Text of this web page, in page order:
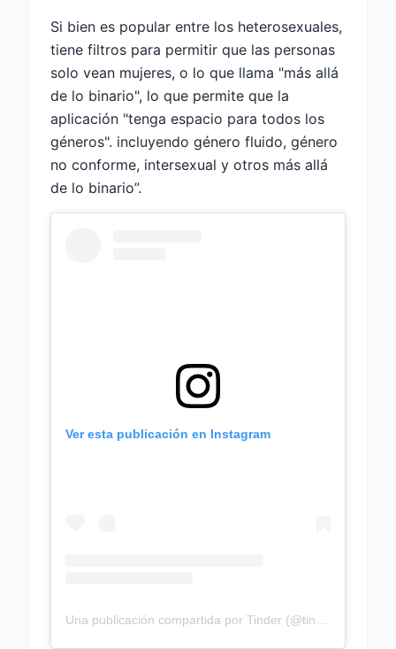
Si bien es popular entre los heterosexuales,
tiene filtros para permitir que las personas
solo vean mujeres, o lo que llama "más allá
de lo binario", lo que permite que la
aplicación "tenga espacio para todos los
géneros". incluyendo género fluido, género
no conforme, intersexual y otros más allá
de lo binario”.
Ver esta publicación en Instagram